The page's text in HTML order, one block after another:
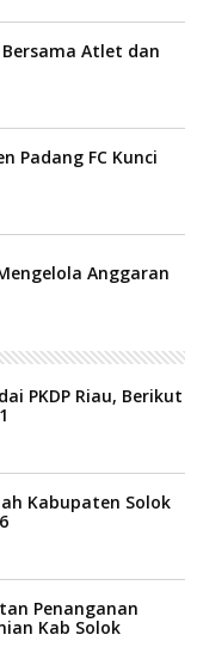
Atlet dan
Padang FC Kunci
Anggaran
PKDP Riau, Berikut
Kabupaten Solok
Penanganan
Kab Solok